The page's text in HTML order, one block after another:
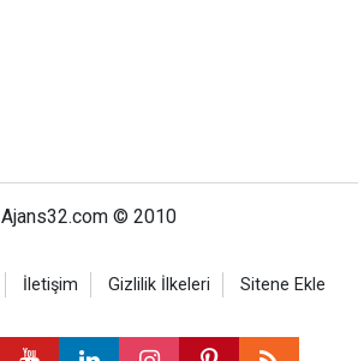
Ajans32.com © 2010
İletişim Gizlilik İlkeleri Sitene Ekle